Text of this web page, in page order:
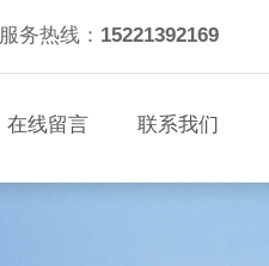
服务热线： 15221392169
在线留言 联系我们